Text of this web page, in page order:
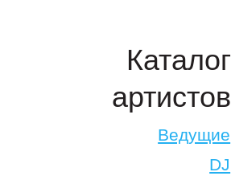
Каталог
артистов
Ведущие
DJ